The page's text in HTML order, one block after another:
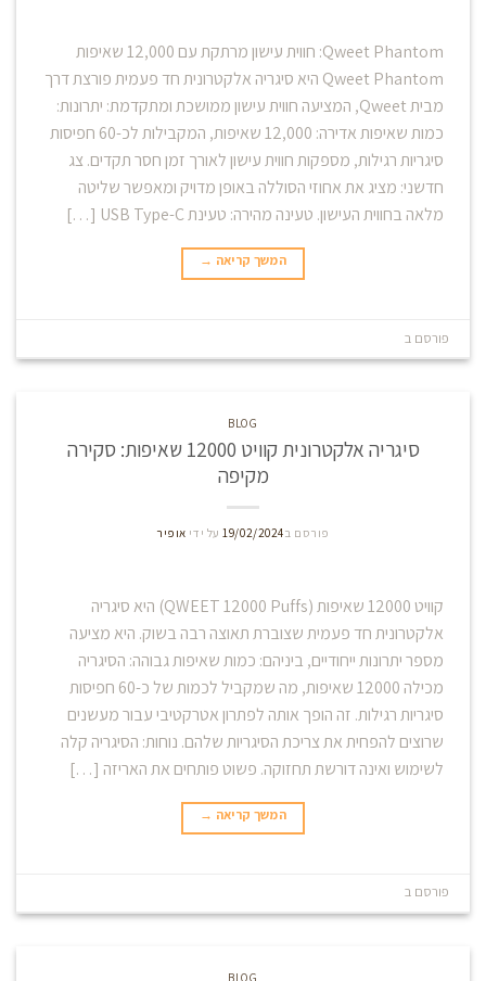
Qweet Phantom: חווית עישון מרתקת עם 12,000 שאיפות
Qweet Phantom היא סיגריה אלקטרונית חד פעמית פורצת דרך
מבית Qweet, המציעה חווית עישון ממושכת ומתקדמת: יתרונות:
כמות שאיפות אדירה: 12,000 שאיפות, המקבילות לכ-60 חפיסות
סיגריות רגילות, מספקות חווית עישון לאורך זמן חסר תקדים. צג
חדשני: מציג את אחוזי הסוללה באופן מדויק ומאפשר שליטה
מלאה בחווית העישון. טעינה מהירה: טעינת USB Type-C […]
המשך קריאה →
פורסם ב
BLOG
סיגריה אלקטרונית קוויט 12000 שאיפות: סקירה
מקיפה
פורסם ב19/02/2024על ידי אופיר
קוויט 12000 שאיפות (QWEET 12000 Puffs) היא סיגריה
אלקטרונית חד פעמית שצוברת תאוצה רבה בשוק. היא מציעה
מספר יתרונות ייחודיים, ביניהם: כמות שאיפות גבוהה: הסיגריה
מכילה 12000 שאיפות, מה שמקביל לכמות של כ-60 חפיסות
סיגריות רגילות. זה הופך אותה לפתרון אטרקטיבי עבור מעשנים
שרוצים להפחית את צריכת הסיגריות שלהם. נוחות: הסיגריה קלה
לשימוש ואינה דורשת תחזוקה. פשוט פותחים את האריזה […]
המשך קריאה →
פורסם ב
BLOG